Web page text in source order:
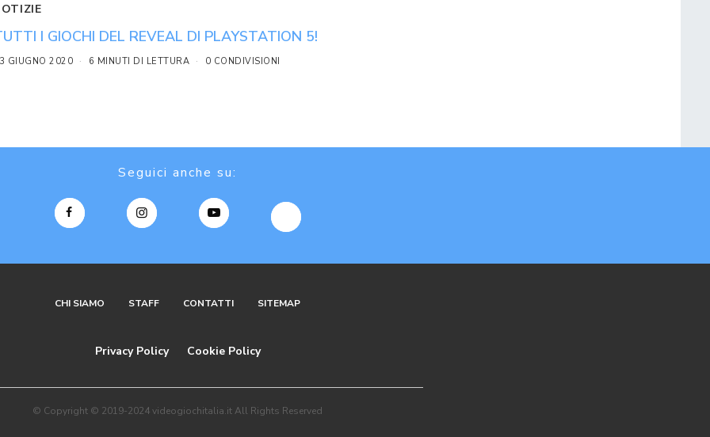
I GIOCHI DEL REVEAL DI PLAYSTATION 5!
GIUGNO 2020 6 MINUTI DI LETTURA 0 CONDIVISIONI
Seguici anche su:
CHI SIAMO STAFF CONTATTI SITEMAP
Privacy Policy Cookie Policy
© Copyright © 2019-2024 videogiochitalia.it All Rights Reserved